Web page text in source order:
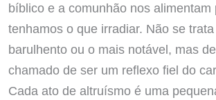
bíblico e a comunhão nos alimentam
tenhamos o que irradiar. Não se
barulhento ou o mais notável, mas
chamado de ser um reflexo fiel do
Cada ato de altruísmo é uma